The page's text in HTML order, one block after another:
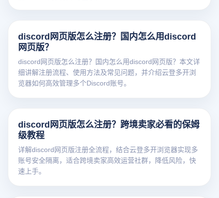
discord网页版怎么注册？国内怎么用discord
网页版？
discord网页版怎么注册？国内怎么用discord网页版？本文详
细讲解注册流程、使用方法及常见问题，并介绍云登多开浏
览器如何高效管理多个Discord账号。
discord网页版怎么注册？跨境卖家必看的保姆
级教程
详解discord网页版注册全流程，结合云登多开浏览器实现多
账号安全隔离，适合跨境卖家高效运营社群，降低风险，快
速上手。